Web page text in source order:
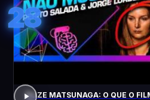
28
ELIZE MATSUNAGA: O QUE O